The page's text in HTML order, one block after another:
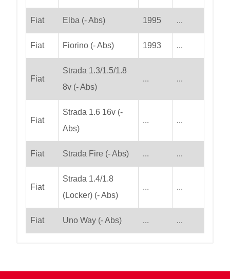
Fiat Elba (- Abs) 1995 ...
Fiat Fiorino (- Abs) 1993 ...
Fiat
Strada 1.3/1.5/1.8
8v (- Abs)
... ...
Fiat
Strada 1.6 16v (-
Abs)
... ...
Fiat Strada Fire (- Abs) ... ...
Fiat
Strada 1.4/1.8
(Locker) (- Abs)
... ...
Fiat Uno Way (- Abs) ... ...